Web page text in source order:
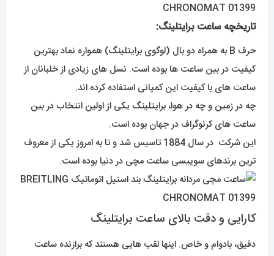
تاریخچه ساعت برایتلینگ:
حرف B به همراه دو بال (لوگوی برایتلینگ) همواره نماد بهترین
کیفیت در بین ساعت ها بوده است. نسل های زیادی از خلبانان از
ساعت های با کیفیت این کمپانی استفاده کرده اند.
چه در زمین و چه در هوا، برایتلینگ یکی از اولین انتخاب در بین
ساعت های کرنوگراف در جهان بوده است.
این شرکت در سال 1884 تاسیس شد و تا به امروز یکی از معروف
ترین برندهای سوییسی ساعت مچی در دنیا بوده است.
کارایی و دقت بالای ساعت برایتلینگ
دقیق، بادوام و خاص. اینها لقب هایی هستند که برازنده ساعت